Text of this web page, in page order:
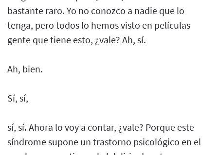
bastante raro. Yo no conozco a nadie que lo
tenga, pero todos lo hemos visto en películas
gente que tiene esto, ¿vale? Ah, sí.
Ah, bien.
Sí, sí,
sí, sí. Ahora lo voy a contar, ¿vale? Porque este
síndrome supone un trastorno psicológico en el